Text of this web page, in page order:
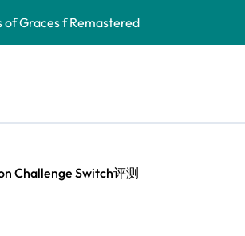
of Graces f Remastered
花 ENDER MAGNOLIA Bloom in the mist
战 Star Wars Episode I Jedi Power Battles
Challenge Switch评测